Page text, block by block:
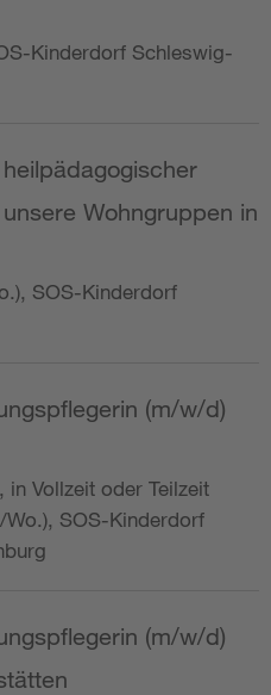
Kinderdorf Schleswig-
Wohngruppen in
SOS-Kinderdorf
(m/w/d)
Vollzeit oder Teilzeit
SOS-Kinderdorf
(m/w/d)